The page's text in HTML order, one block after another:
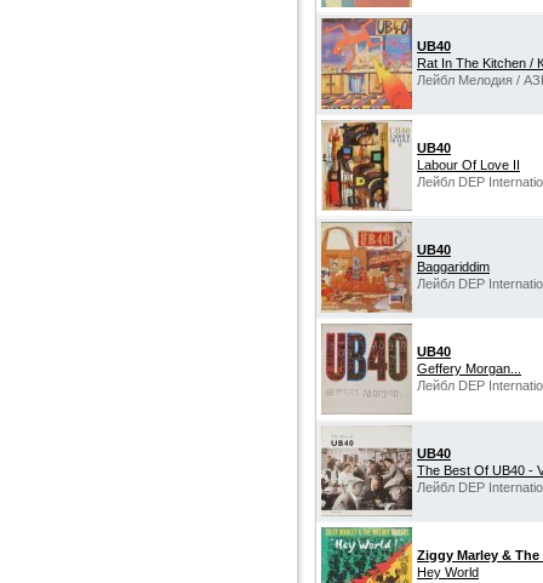
UB40
Rat In The Kitchen /
Лейбл Мелодия /
UB40
Labour Of Love II
Лейбл DEP
UB40
Baggariddim
Лейбл DEP
UB40
Geffery Morgan...
Лейбл DEP
UB40
The Best Of UB40 -
Лейбл DEP
Ziggy Marley & The
Hey World